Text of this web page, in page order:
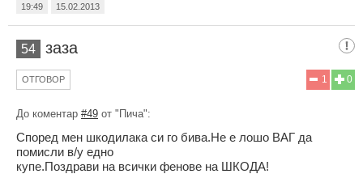
19:49 15.02.2013
54 заза
0
1
ОТГОВОР
До коментар #49 от "Пича":
Според мен шкодилака си го бива.Не е лошо ВАГ да
помисли в/у едно
купе.Поздрави на всички фенове на ШКОДА!